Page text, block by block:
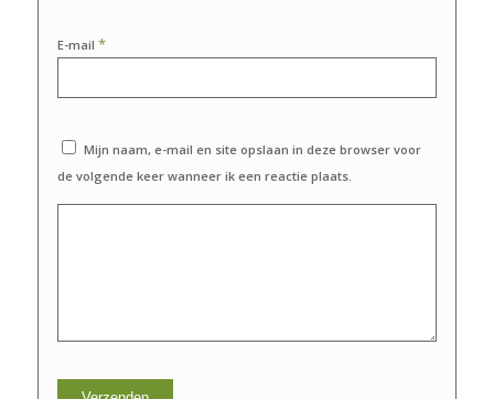
E-mail *
Mijn naam, e-mail en site opslaan in deze browser voor
de volgende keer wanneer ik een reactie plaats.